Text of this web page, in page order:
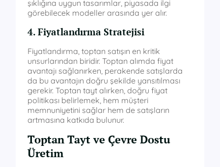
şıklığına uygun tasarımlar, piyasada ilgi
görebilecek modeller arasında yer alır.
4. Fiyatlandırma Stratejisi
Fiyatlandırma, toptan satışın en kritik
unsurlarından biridir. Toptan alımda fiyat
avantajı sağlanırken, perakende satışlarda
da bu avantajın doğru şekilde yansıtılması
gerekir. Toptan tayt alırken, doğru fiyat
politikası belirlemek, hem müşteri
memnuniyetini sağlar hem de satışların
artmasına katkıda bulunur.
Toptan Tayt ve Çevre Dostu
Üretim